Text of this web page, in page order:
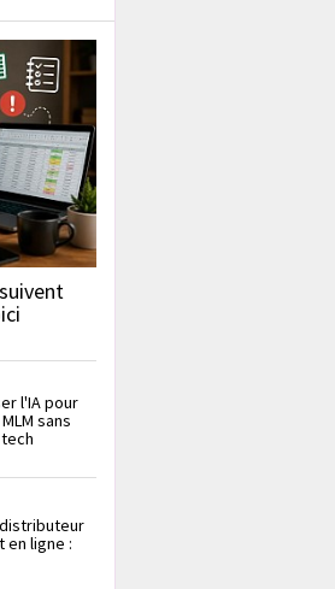
l'IA pour
sans
en ligne :